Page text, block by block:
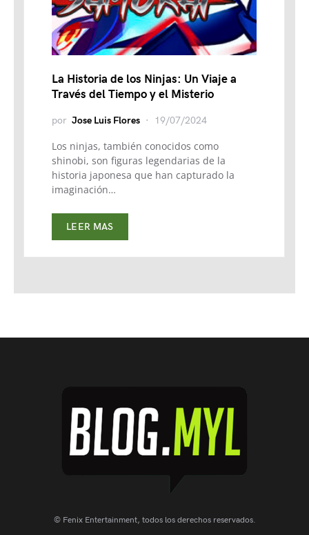
La Historia de los Ninjas: Un Viaje a
Través del Tiempo y el Misterio
por Jose Luis Flores 19/07/2024
Los ninjas, también conocidos como
shinobi, son figuras legendarias de la
historia japonesa que han capturado la
imaginación…
LEER MAS
© Fenix Entertainment, todos los derechos reservados.